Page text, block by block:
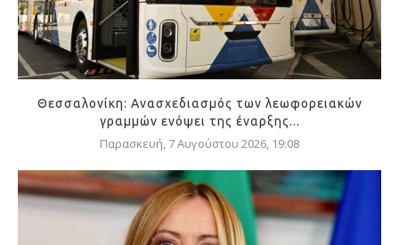
Θεσσαλονίκη: Ανασχεδιασμός των λεωφορειακών
γραμμών ενόψει της έναρξης...
Παρασκευή, 7 Αυγούστου 2026, 19:08